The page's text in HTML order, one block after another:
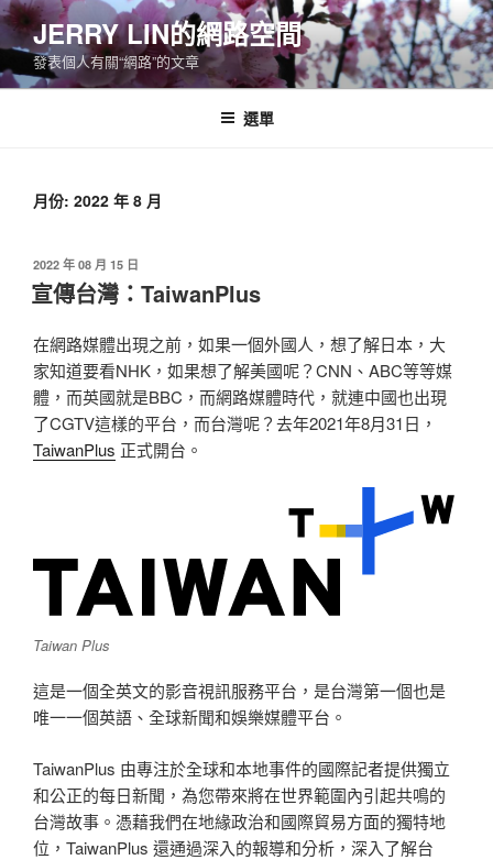
跳
至
主
要
JERRY LIN的網路空間
發表個人有關“網路”的文章
選單
月份: 2022 年 8 月
發
佈
於
2022 年 08 月 15 日
宣傳台灣：TaiwanPlus
在網路媒體出現之前，如果一個外國人，想了解日本，大
家知道要看NHK，如果想了解美國呢？CNN、ABC等等媒
體，而英國就是BBC，而網路媒體時代，就連中國也出現
了CGTV這樣的平台，而台灣呢？去年2021年8月31日，
TaiwanPlus 正式開台。
Taiwan Plus
這是一個全英文的影音視訊服務平台， 是台灣第一個也是
唯一一個英語、全球新聞和娛樂媒體平台。
TaiwanPlus 由專注於全球和本地事件的國際記者提供獨立
和公正的每日新聞，為您帶來將在世界範圍內引起共鳴的
台灣故事。憑藉我們在地緣政治和國際貿易方面的獨特地
位，TaiwanPlus 還通過深入的報導和分析，深入了解台